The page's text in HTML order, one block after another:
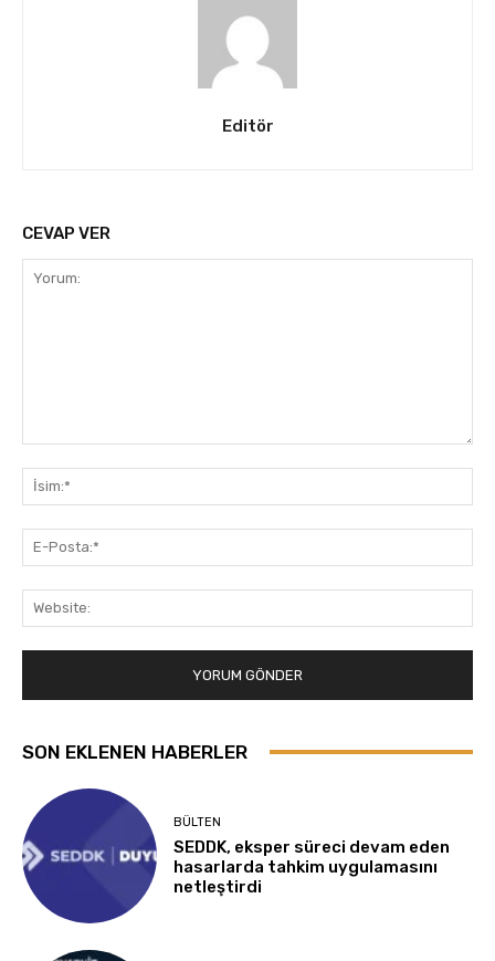
Editör
CEVAP VER
SON EKLENEN HABERLER
BÜLTEN
SEDDK, eksper süreci devam eden
hasarlarda tahkim uygulamasını
netleştirdi